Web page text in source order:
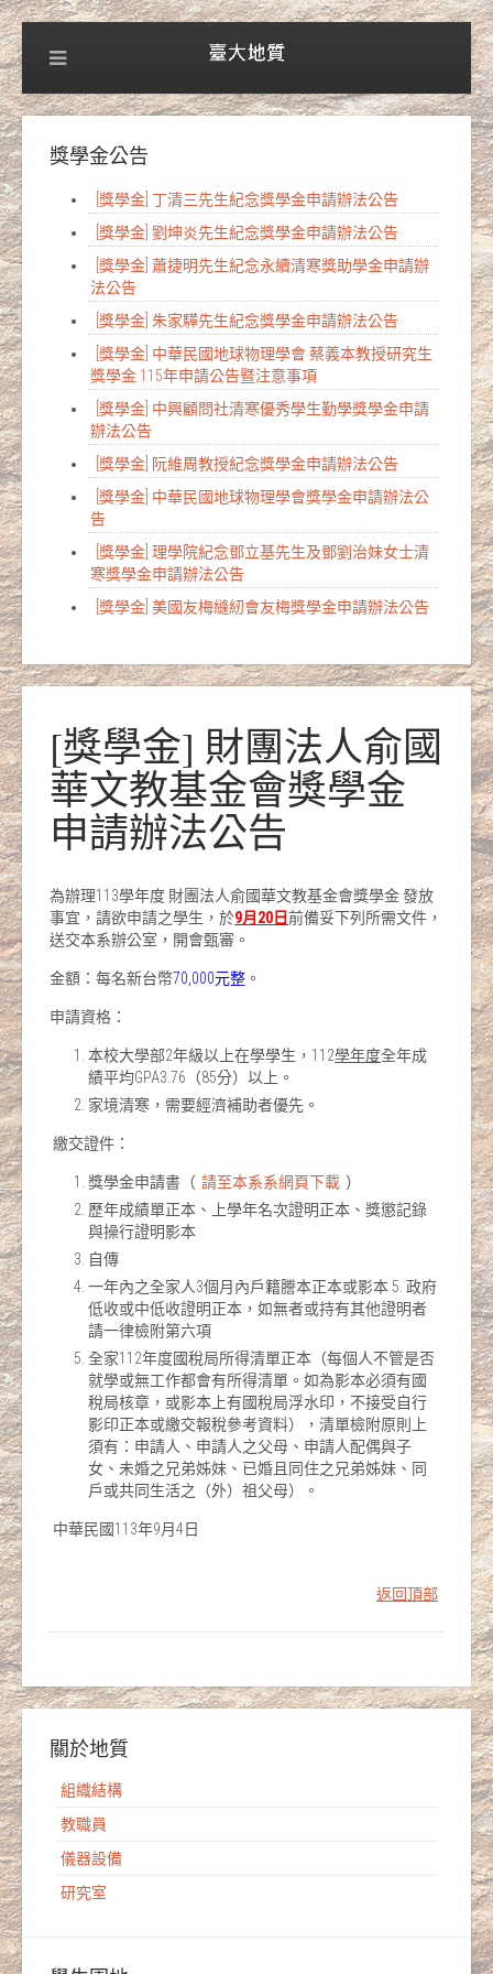
獎學金公告
[獎學金] 丁清三先生紀念獎學金申請辦法公告
[獎學金] 劉坤炎先生紀念獎學金申請辦法公告
[獎學金] 蕭捷明先生紀念永續清寒獎助學金申請辦
法公告
[獎學金] 朱家驊先生紀念獎學金申請辦法公告
[獎學金] 中華民國地球物理學會 蔡義本教授研究生
獎學金 115年申請公告暨注意事項
[獎學金] 中興顧問社清寒優秀學生勤學獎學金申請
辦法公告
[獎學金] 阮維周教授紀念獎學金申請辦法公告
[獎學金] 中華民國地球物理學會獎學金申請辦法公
告
[獎學金] 理學院紀念鄧立基先生及鄧劉治妹女士清
寒獎學金申請辦法公告
[獎學金] 美國友梅縫紉會友梅獎學金申請辦法公告
[獎學金] 財團法人俞國
華文教基金會獎學金
申請辦法公告
為辦理113學年度 財團法人俞國華文教基金會獎學金 發放
事宜，請欲申請之學生，於9月 20 日前備妥下列所需文件，
送交本系辦公室，開會甄審。
金額：每名新台幣70,000元整 。
申請資格：
本校大學部2年級以上在學學生，112學年度全年成
績平均GPA3.76（85分）以上。
家境清寒，需要經濟補助者優先。
繳交證件：
獎學金申請書（ 請至本系系網頁下載 ）
歷年成績單正本、上學年名次證明正本、獎懲記錄
與操行證明影本
自傳
一年內之全家人3個月內戶籍謄本正本或影本 5. 政府
低收或中低收證明正本，如無者或持有其他證明者
請一律檢附第六項
全家112年度國稅局所得清單正本（每個人不管是否
就學或無工作都會有所得清單。如為影本必須有國
稅局核章，或影本上有國稅局浮水印，不接受自行
影印正本或繳交報稅參考資料），清單檢附原則上
須有：申請人、申請人之父母、申請人配偶與子
女、未婚之兄弟姊妹、已婚且同住之兄弟姊妹、同
戶或共同生活之（外）祖父母）。
中華民國113年9月4日
返回頂部
關於地質
組織結構
教職員
儀器設備
研究室